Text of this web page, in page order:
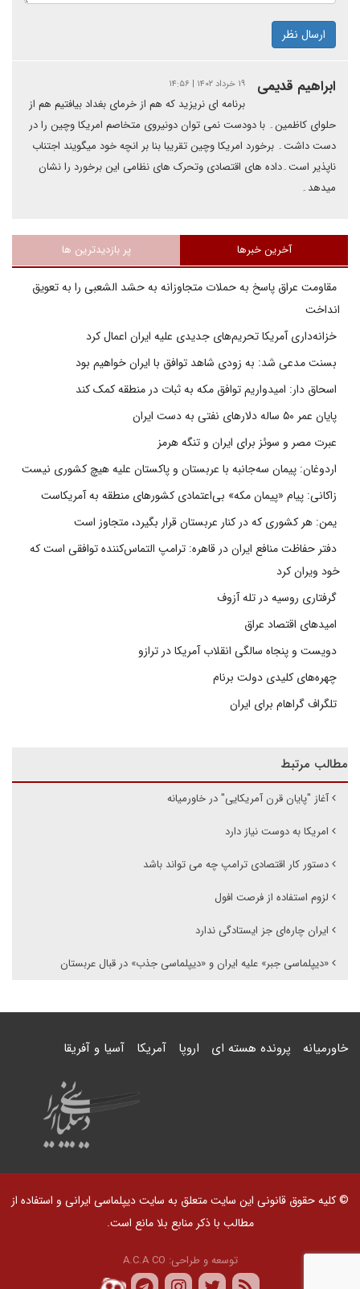
ارسال نظر
ابراهیم قدیمی ۱۹ خرداد ۱۴۰۲ | ۱۴:۵۶
برنامه ای نریزید که هم از خرمای بغداد بیافتیم هم از
حلوای کاظمین۔ با دودست نمی توان دونیروی متخاصم امریکا وچین را در
دست داشت۔ برخورد امریکا وچین تقریبا بنا بر انچه خود میگویند اجتناب
ناپذیر است۔داده های اقتصادی وتحرک های نظامی این برخورد را نشان
میدهد۔
آخرین خبرها پر بازدیدترین ها
مقاومت عراق پاسخ به حملات متجاوزانه به حشد الشعبی را به تعویق
انداخت
خزانه‌داری آمریکا تحریم‌های جدیدی علیه ایران اعمال کرد
بسنت مدعی شد: به زودی شاهد توافق با ایران خواهیم بود
اسحاق دار: امیدواریم توافق مکه به ثبات در منطقه کمک کند
پایان عمر ۵۰ ساله دلارهای نفتی به دست ایران
عبرت مصر و سوئز برای ایران و تنگه هرمز
اردوغان: پیمان سه‌جانبه با عربستان و پاکستان علیه هیچ کشوری نیست
زاکانی: پیام «پیمان مکه» بی‌اعتمادی کشورهای منطقه به آمریکاست
یمن: هر کشوری که در کنار عربستان قرار بگیرد، متجاوز است
دفتر حفاظت منافع ایران در قاهره: ترامپ التماس‌کننده توافقی است که
خود ویران کرد
گرفتاری روسیه در تله آزوف
امیدهای اقتصاد عراق
دویست و پنجاه سالگی انقلاب آمریکا در ترازو
چهره‌های کلیدی دولت برنام
تلگراف گراهام برای ایران
مطالب مرتبط
آغاز "پایان قرن آمریکایی" در خاورمیانه
امریکا به دوست نیاز دارد
دستور کار اقتصادی ترامپ چه می تواند باشد
لزوم استفاده از فرصت افول
ایران چاره‌ای جز ایستادگی ندارد
«دیپلماسی جبر» علیه ایران و «دیپلماسی جذب» در قبال عربستان
خاورمیانه پرونده هسته ای اروپا آمریکا آسیا و آفریقا
© کلیه حقوق قانونی این سایت متعلق به سایت دیپلماسی ایرانی و استفاده از
مطالب با ذکر منابع بلا مانع است.
توسعه و طراحی: A.C.A CO